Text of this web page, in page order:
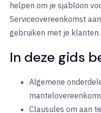
helpen om je sjabloon
Serviceovereenkomst
gebruiken met je klanten.
In deze gids
Algemene
Clausules om aan